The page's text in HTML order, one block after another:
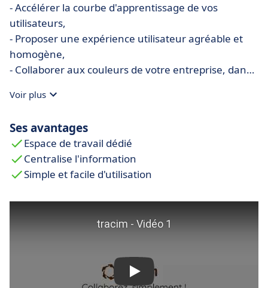
- Accélérer la courbe d'apprentissage de vos
utilisateurs,
- Proposer une expérience utilisateur agréable et
homogène,
- Collaborer aux couleurs de votre entreprise, dans
mobilité.
Voir plus
Ses avantages
Espace de travail dédié
Centralise l'information
Simple et facile d'utilisation